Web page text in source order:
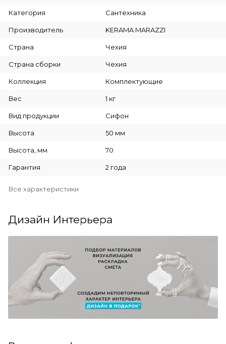
Категория Сантехника
Производитель KERAMA MARAZZI
Страна Чехия
Страна сборки Чехия
Коллекция Комплектующие
Вес 1 кг
Вид продукции Сифон
Высота 50 мм
Высота, мм 70
Гарантия 2 года
Все характеристики
Дизайн Интерьера